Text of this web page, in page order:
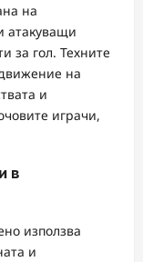
на
атакуващи
за гол. Техните
на
и
играчи,
в
използва
и